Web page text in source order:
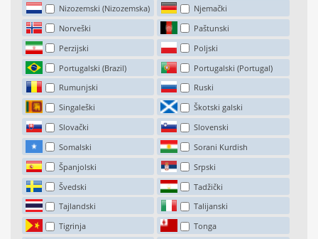
Nizozemski (Nizozemska)
Njemački
Norveški
Paštunski
Perzijski
Poljski
Portugalski (Brazil)
Portugalski (Portugal)
Rumunjski
Ruski
Singaleški
Škotski galski
Slovački
Slovenski
Somalski
Sorani Kurdish
Španjolski
Srpski
Švedski
Tadžički
Tajlandski
Talijanski
Tigrinja
Tonga